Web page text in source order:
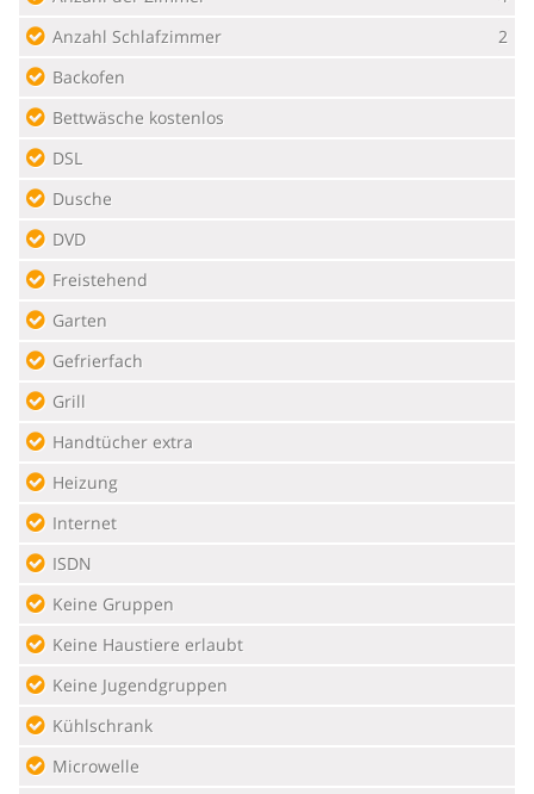
Anzahl Schlafzimmer
2
Backofen
Bettwäsche kostenlos
DSL
Dusche
DVD
Freistehend
Garten
Gefrierfach
Grill
Handtücher extra
Heizung
Internet
ISDN
Keine Gruppen
Keine Haustiere erlaubt
Keine Jugendgruppen
Kühlschrank
Microwelle